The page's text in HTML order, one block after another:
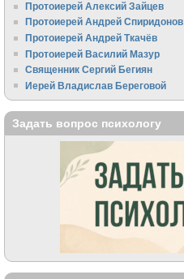
Протоиерей Алексий Зайцев
Протоиерей Андрей Спиридонов
Протоиерей Андрей Ткачёв
Протоиерей Василий Мазур
Священник Сергий Бегиян
Иерей Владислав Береговой
Задать вопрос психологу